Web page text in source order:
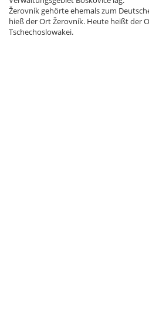
Žerovník gehörte ehemals zum
hieß der Ort Žerovník. Heute heißt der
Tschechoslowakei.